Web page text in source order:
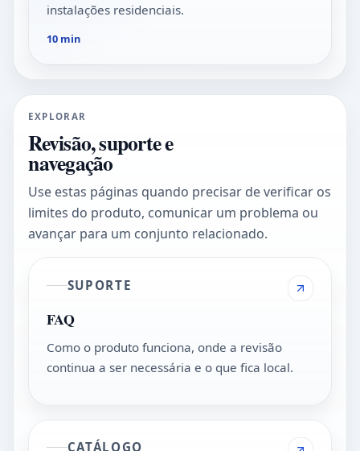
instalações residenciais.
10 min
EXPLORAR
Revisão, suporte e
navegação
Use estas páginas quando precisar de verificar os
limites do produto, comunicar um problema ou
avançar para um conjunto relacionado.
SUPORTE
FAQ
Como o produto funciona, onde a revisão
continua a ser necessária e o que fica local.
CATÁLOGO